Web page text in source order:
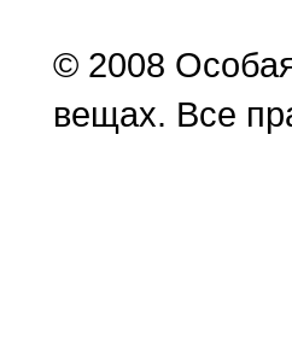
© 2008
вещах. Все